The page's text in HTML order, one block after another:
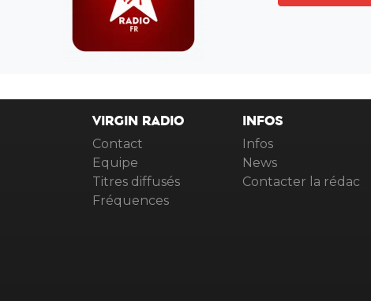
VIRGIN RADIO
Contact
Equipe
Titres diffusés
Fréquences
INFOS
Infos
News
Contacter la rédac